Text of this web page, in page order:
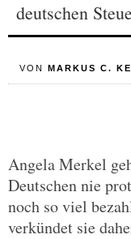
deutschen
VON MARKUS C.
Angela Merkel
Deutschen nie
noch so viel
verkündet sie